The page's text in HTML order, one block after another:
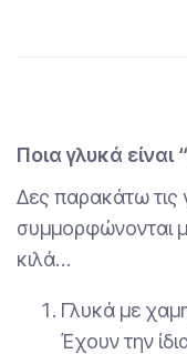
Ποια γλυκά είναι
Δες παρακάτω τις
συμμορφώνονται
κιλά…
Γλυκά με
Έχουν την